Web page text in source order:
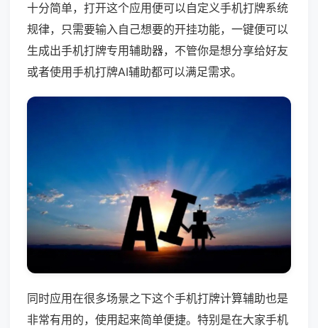
十分简单，打开这个应用便可以自定义手机打牌系统
规律，只需要输入自己想要的开挂功能，一键便可以
生成出手机打牌专用辅助器，不管你是想分享给好友
或者使用手机打牌AI辅助都可以满足需求。
同时应用在很多场景之下这个手机打牌计算辅助也是
非常有用的，使用起来简单便捷。特别是在大家手机